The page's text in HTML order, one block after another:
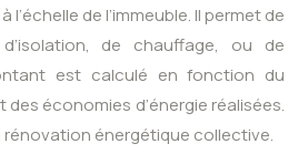
de l’immeuble. Il permet de
de chauffage, ou de
est calculé en fonction du
économies d’énergie réalisées.
énergétique collective.